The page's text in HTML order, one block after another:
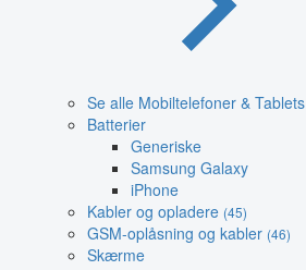
Se alle Mobiltelefoner & Tablets
Batterier
Generiske
Samsung Galaxy
iPhone
Kabler og opladere (45)
GSM-oplåsning og kabler (46)
Skærme